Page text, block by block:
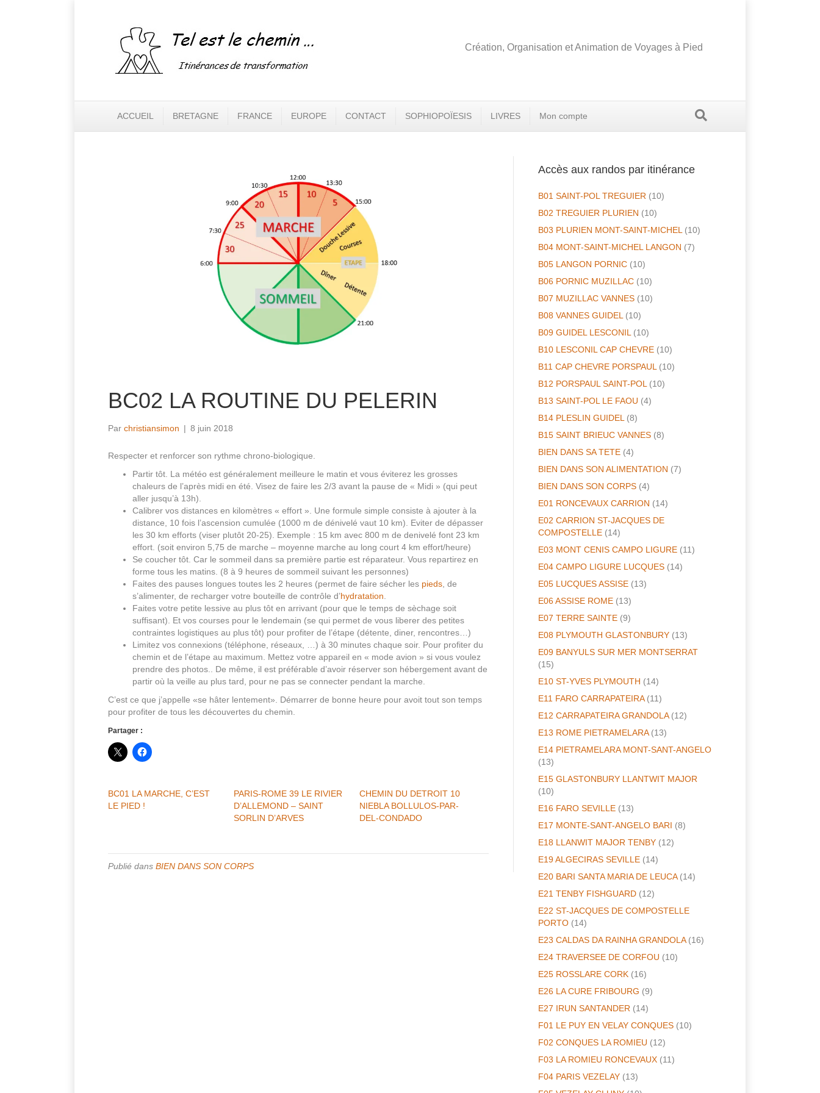
Création, Organisation et Animation de Voyages à Pied
ACCUEIL BRETAGNE FRANCE EUROPE CONTACT SOPHIOPOÏESIS LIVRES Mon compte
BC02 LA ROUTINE DU PELERIN
Par christiansimon | 8 juin 2018
Respecter et renforcer son rythme chrono-biologique.
Partir tôt. La météo est généralement meilleure le matin et vous éviterez les grosses
chaleurs de l’après midi en été. Visez de faire les 2/3 avant la pause de « Midi » (qui peut
aller jusqu’à 13h).
Calibrer vos distances en kilomètres « effort ». Une formule simple consiste à ajouter à la
distance, 10 fois l’ascension cumulée (1000 m de dénivelé vaut 10 km). Eviter de dépasser
les 30 km efforts (viser plutôt 20-25). Exemple : 15 km avec 800 m de denivelé font 23 km
effort. (soit environ 5,75 de marche – moyenne marche au long court 4 km effort/heure)
Se coucher tôt. Car le sommeil dans sa première partie est réparateur. Vous repartirez en
forme tous les matins. (8 à 9 heures de sommeil suivant les personnes)
Faites des pauses longues toutes les 2 heures (permet de faire sécher les pieds , de
s’alimenter, de recharger votre bouteille de contrôle d’hydratation
Faites votre petite lessive au plus tôt en arrivant (pour que le temps de sèchage soit
suffisant). Et vos courses pour le lendemain (se qui permet de vous liberer des petites
contraintes logistiques au plus tôt) pour profiter de l’étape (détente, diner, rencontres…)
Limitez vos connexions (téléphone, réseaux, …) à 30 minutes chaque soir. Pour profiter du
chemin et de l’étape au maximum. Mettez votre appareil en « mode avion » si vous voulez
prendre des photos.. De même, il est préférable d’avoir réserver son hébergement avant de
partir où la veille au plus tard, pour ne pas se connecter pendant la marche.
C’est ce que j’appelle «se hâter lentement». Démarrer de bonne heure pour avoit tout son temps
pour profiter de tous les découvertes du chemin.
Partager :
BC01 LA MARCHE, C’EST
LE PIED !
PARIS-ROME 39 LE RIVIER
D’ALLEMOND – SAINT
SORLIN D’ARVES
CHEMIN DU DETROIT 10
NIEBLA BOLLULOS-PAR-
DEL-CONDADO
Publié dans BIEN DANS SON CORPS
Accès aux randos par itinérance
B01 SAINT-POL TREGUIER (10)
B02 TREGUIER PLURIEN (10)
B03 PLURIEN MONT-SAINT-MICHEL (10)
B04 MONT-SAINT-MICHEL LANGON (7)
B05 LANGON PORNIC (10)
B06 PORNIC MUZILLAC (10)
B07 MUZILLAC VANNES (10)
B08 VANNES GUIDEL (10)
B09 GUIDEL LESCONIL (10)
B10 LESCONIL CAP CHEVRE (10)
B11 CAP CHEVRE PORSPAUL (10)
B12 PORSPAUL SAINT-POL (10)
B13 SAINT-POL LE FAOU (4)
B14 PLESLIN GUIDEL (8)
B15 SAINT BRIEUC VANNES (8)
BIEN DANS SA TETE (4)
BIEN DANS SON ALIMENTATION (7)
BIEN DANS SON CORPS (4)
E01 RONCEVAUX CARRION (14)
E02 CARRION ST-JACQUES DE
COMPOSTELLE (14)
E03 MONT CENIS CAMPO LIGURE (11)
E04 CAMPO LIGURE LUCQUES (14)
E05 LUCQUES ASSISE (13)
E06 ASSISE ROME (13)
E07 TERRE SAINTE (9)
E08 PLYMOUTH GLASTONBURY (13)
E09 BANYULS SUR MER MONTSERRAT
(15)
E10 ST-YVES PLYMOUTH (14)
E11 FARO CARRAPATEIRA(11)
E12 CARRAPATEIRA GRANDOLA(12)
E13 ROME PIETRAMELARA(13)
E14 PIETRAMELARA MONT-SANT-ANGELO
(13)
E15 GLASTONBURY LLANTWIT MAJOR
(10)
E16 FARO SEVILLE (13)
E17 MONTE-SANT-ANGELO BARI (8)
E18 LLANWIT MAJOR TENBY (12)
E19 ALGECIRAS SEVILLE (14)
E20 BARI SANTA MARIA DE LEUCA(14)
E21 TENBY FISHGUARD (12)
E22 ST-JACQUES DE COMPOSTELLE
PORTO (14)
E23 CALDAS DA RAINHA GRANDOLA(16)
E24 TRAVERSEE DE CORFOU (10)
E25 ROSSLARE CORK (16)
E26 LA CURE FRIBOURG (9)
E27 IRUN SANTANDER (14)
F01 LE PUY EN VELAY CONQUES (10)
F02 CONQUES LA ROMIEU (12)
F03 LA ROMIEU RONCEVAUX (11)
F04 PARIS VEZELAY (13)